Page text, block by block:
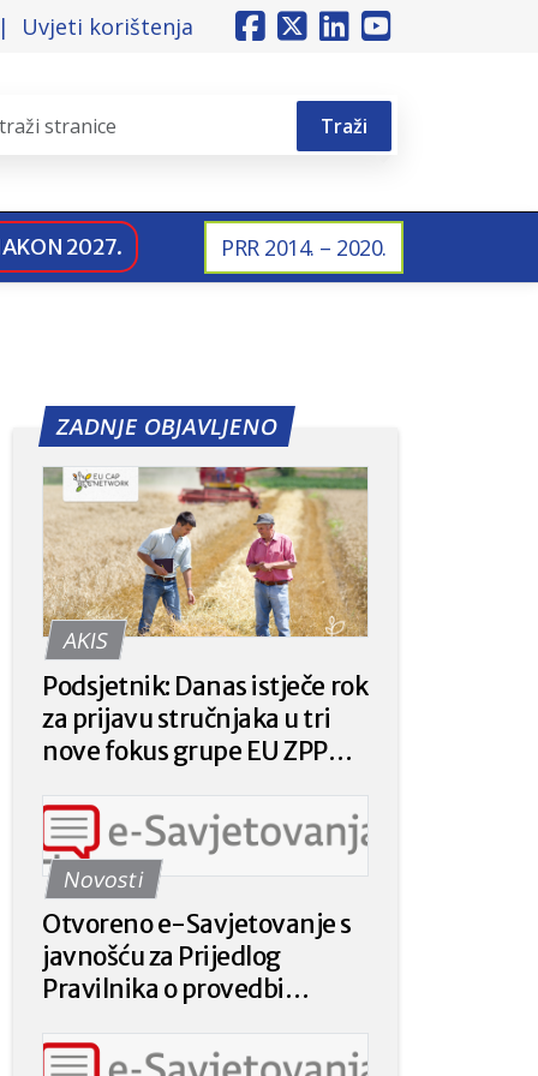
Uvjeti korištenja
Traži
2027. PRR 2014. – 2020.
ZADNJE OBJAVLJENO
AKIS
Podsjetnik: Danas istječe rok
za prijavu stručnjaka u tri
nove fokus grupe EU ZPP
Novosti
Otvoreno e-Savjetovanje s
javnošću za Prijedlog
Pravilnika o provedbi
plaćanja poljoprivrednicima